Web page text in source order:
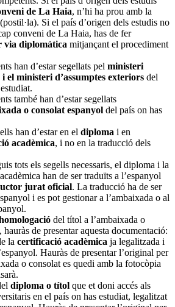
de La Haia, n’hi ha prou amb la
Si el país d’origen dels estudis no
conveni de La Haia, has de fer
via diplomàtica mitjançant el procediment
han d’estar segellats pel ministeri
i el ministeri d’assumptes exteriors del
també han d’estar segellats
o consolat espanyol del país on has
han d’estar en el diploma i en
acadèmica, i no en la traducció dels
tots els segells necessaris, el diploma i la
han de ser traduïts a l’espanyol
jurat oficial. La traducció ha de ser
i es pot gestionar a l’ambaixada o al
del títol a l’ambaixada o
de presentar aquesta documentació:
la certificació acadèmica ja legalitzada i
Hauràs de presentar l’original per
o consolat es quedi amb la fotocòpia
diploma o títol que et doni accés als
en el país on has estudiat, legalitzat